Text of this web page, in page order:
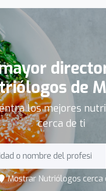
de
los mejores
cerca de ti
Mostrar Nutriólogos cerca